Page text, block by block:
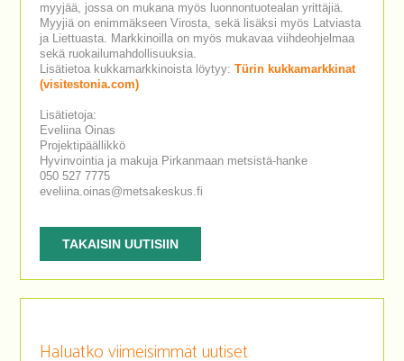
myyjää, jossa on mukana myös luonnontuotealan yrittäjiä.
Myyjiä on enimmäkseen Virosta, sekä lisäksi myös Latviasta
ja Liettuasta. Markkinoilla on myös mukavaa viihdeohjelmaa
sekä ruokailumahdollisuuksia.
Lisätietoa kukkamarkkinoista löytyy: Türin kukkamarkkinat
(visitestonia.com)
Lisätietoja:
Eveliina Oinas
Projektipäällikkö
Hyvinvointia ja makuja Pirkanmaan metsistä-hanke
050 527 7775
eveliina.oinas@metsakeskus.fi
TAKAISIN UUTISIIN
Haluatko viimeisimmät uutiset